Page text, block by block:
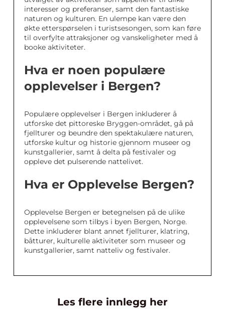
interesser og preferanser, samt den fantastiske
naturen og kulturen. En ulempe kan være den
økte etterspørselen i turistsesongen, som kan føre
til overfylte attraksjoner og vanskeligheter med å
booke aktiviteter.
Hva er noen populære
opplevelser i Bergen?
Populære opplevelser i Bergen inkluderer å
utforske det pittoreske Bryggen-området, gå på
fjellturer og beundre den spektakulære naturen,
utforske kultur og historie gjennom museer og
kunstgallerier, samt å delta på festivaler og
oppleve det pulserende nattelivet.
Hva er Opplevelse Bergen?
Opplevelse Bergen er betegnelsen på de ulike
opplevelsene som tilbys i byen Bergen, Norge.
Dette inkluderer blant annet fjellturer, klatring,
båtturer, kulturelle aktiviteter som museer og
kunstgallerier, samt natteliv og festivaler.
Les flere innlegg her